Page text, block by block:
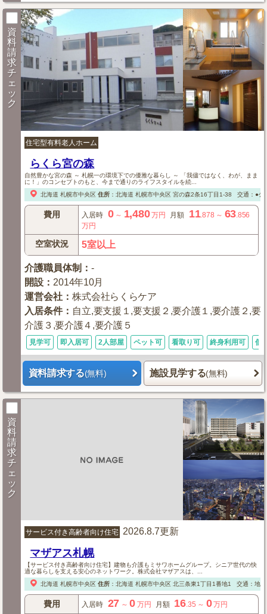
資
料
請
求
チ
ェ
ッ
ク
住宅型有料老人ホーム
らくら宮の森
自然豊かな宮の森 ～ 札幌一の環境下での優雅な暮らし ～ 「我儘ではなく、わが、まま
に！」のコンセプトのもと、今まで通りのライフスタイルを続...
北海道 札幌市中央区 住所： 北海道 札幌市中央区宮の森2条16丁目1-38 交通：●公
費用 入居時 0～ 1,480万円 月額 11.878 ～ 63.856
万円
空室状況 5室以上
介護職員体制 ：-
開設 ： 2014年10月
運営会社 ：株式会社らくらケア
入居条件： 自立,要支援１,要支援２,要介護１,要介護２,要
介護３,要介護４,要介護５
見学可 即入居可 2人部屋 ペット可 看取り可 終身利用可 個
資料請求する(無料) 施設見学する(無料)
資
料
請
求
チ
ェ
ッ
ク
サービス付き高齢者向け住宅 2026.8.7更新
マザアス札幌
【サービス付き高齢者向け住宅】建物も介護もミサワホームグループ。シニア世代の快
適な暮らしを支える安心のネットワーク。株式会社マザアスは、...
北海道 札幌市中央区 住所： 北海道 札幌市中央区北三条東1丁目1番地1 交通：地
費用 入居時 27 ～0 万円 月額 16.35 ～ 0万円